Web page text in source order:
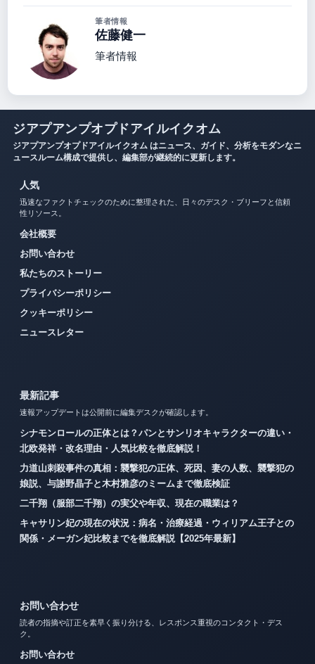
筆者情報
佐藤健一
筆者情報
ジアプアンプオプドアイルイクオム
ジアプアンプオプドアイルイクオム はニュース、ガイド、分析をモダンなニ
ュースルーム構成で提供し、編集部が継続的に更新します。
人気
迅速なファクトチェックのために整理された、日々のデスク・ブリーフと信頼
性リソース。
会社概要
お問い合わせ
私たちのストーリー
プライバシーポリシー
クッキーポリシー
ニュースレター
最新記事
速報アップデートは公開前に編集デスクが確認します。
シナモンロールの正体とは？パンとサンリオキャラクターの違い・
北欧発祥・改名理由・人気比較を徹底解説！
力道山刺殺事件の真相：襲撃犯の正体、死因、妻の人数、襲撃犯の
娘説、与謝野晶子と木村雅彦のミームまで徹底検証
二千翔（服部二千翔）の実父や年収、現在の職業は？
キャサリン妃の現在の状況：病名・治療経過・ウィリアム王子との
関係・メーガン妃比較までを徹底解説【2025年最新】
お問い合わせ
読者の指摘や訂正を素早く振り分ける、レスポンス重視のコンタクト・デス
ク。
お問い合わせ